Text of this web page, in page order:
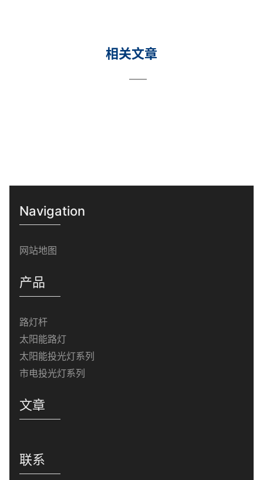
相关文章
Navigation
网站地图
产品
路灯杆
太阳能路灯
太阳能投光灯系列
市电投光灯系列
文章
联系